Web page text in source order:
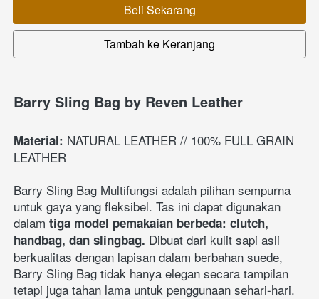
`Beli Sekarang
`
Tambah ke Keranjang
Barry Sling Bag by Reven Leather
Material: NATURAL LEATHER // 100% FULL GRAIN
LEATHER
Barry Sling Bag Multifungsi adalah pilihan sempurna
untuk gaya yang fleksibel. Tas ini dapat digunakan
dalam tiga model pemakaian berbeda: clutch,
handbag, dan slingbag. Dibuat dari kulit sapi asli
berkualitas dengan lapisan dalam berbahan suede,
Barry Sling Bag tidak hanya elegan secara tampilan
tetapi juga tahan lama untuk penggunaan sehari-hari.